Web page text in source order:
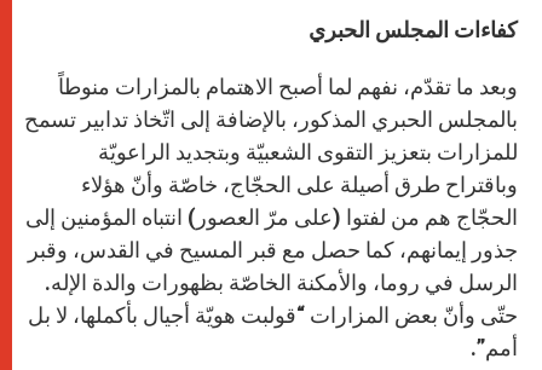
كفاءات المجلس الحبري
وبعد ما تقدّم، نفهم لما أصبح الاهتمام بالمزارات منوطاً
بالمجلس الحبري المذكور، بالإضافة إلى اتّخاذ تدابير تسمح
للمزارات بتعزيز التقوى الشعبيّة وبتجديد الراعويّة
وباقتراح طرق أصيلة على الحجّاج، خاصّة وأنّ هؤلاء
الحجّاج هم من لفتوا (على مرّ العصور) انتباه المؤمنين إلى
جذور إيمانهم، كما حصل مع قبر المسيح في القدس، وقبر
الرسل في روما، والأمكنة الخاصّة بظهورات والدة الإله.
حتّى وأنّ بعض المزارات “قولبت هويّة أجيال بأكملها، لا بل
أمم”.